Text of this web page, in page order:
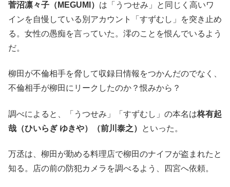
菅沼凛々子（MEGUMI） は「うつせみ」と同じく高いワ
インを自慢している別アカウント「すずむし」を突き止め
る。女性の愚痴を言っていた。澪のことを恨んでいるよう
だ。
柳田が不倫相手を脅して収録日情報をつかんだのでなく、
不倫相手が柳田にリークしたのか？恨みから？
調べによると、「うつせみ」「すずむし」の本名は柊有起
哉（ひいらぎ ゆきや）（前川泰之） といった。
万丞は、柳田が勤める料理店で柳田のナイフが盗まれたと
知る。店の前の防犯カメラを調べるよう、四宮へ依頼。